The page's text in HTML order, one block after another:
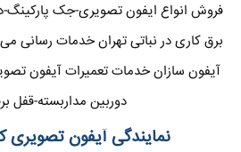
فروش انواع ایفون تصویری-جک پارکینگ-
برق کاری در نباتی تهران خدمات رسانی
آیفون سازان خدمات تعمیرات آیفون
دوربین مداربسته-قفل
نمایندگی آیفون تصویری